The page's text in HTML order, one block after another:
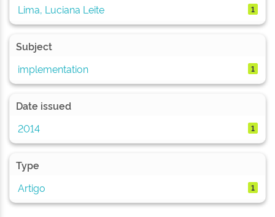
Lima, Luciana Leite 1
Subject
implementation
1
Date issued
2014
1
Type
Artigo
1